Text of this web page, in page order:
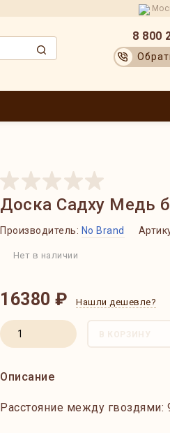
8 800
Доска Садху Медь
Производитель: No Brand
Нет в наличии
16380 ₽ Нашли дешевле?
В КОРЗИНУ
Описание
Расстояние между гвоздями: